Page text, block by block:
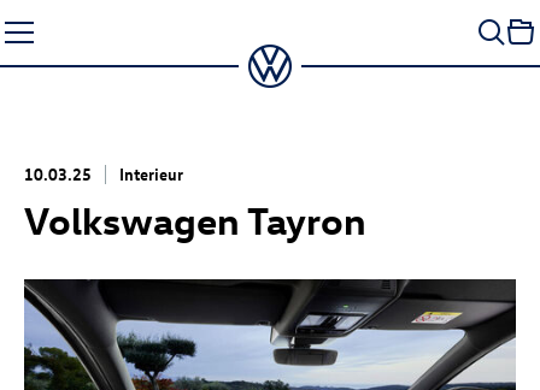
Seiteninhalt
springen
10.03.25 Interieur
Volkswagen Tayron